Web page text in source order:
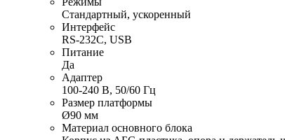
Стандартный, ускоренный
Интерфейс
RS-232C, USB
Питание
Да
Адаптер
100-240 В, 50/60 Гц
Размер платформы
Ø90 мм
Материал основного блока